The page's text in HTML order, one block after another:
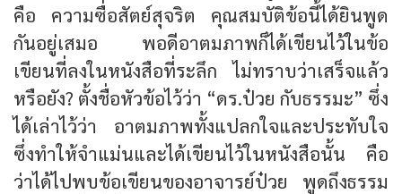
คือ ความซื่อสัตย์สุจริต คุณสมบัติข้อนี้ได้ยินพูด
กันอยู่เสมอ พอดีอาตมภาพก็ได้เขียนไว้ในข้อ
เขียนที่ลงในหนังสือที่ระลึก ไม่ทราบว่าเสร็จแล้ว
หรือยัง? ตั้งชื่อหัวข้อไว้ว่า “ดร.ป๋วย กับธรรมะ” ซึ่ง
ได้เล่าไว้ว่า อาตมภาพทั้งแปลกใจและประทับใจ
ซึ่งทำให้จำแม่นและได้เขียนไว้ในหนังสือนั้น คือ
ว่าได้ไปพบข้อเขียนของอาจารย์ป๋วย พูดถึงธรรม